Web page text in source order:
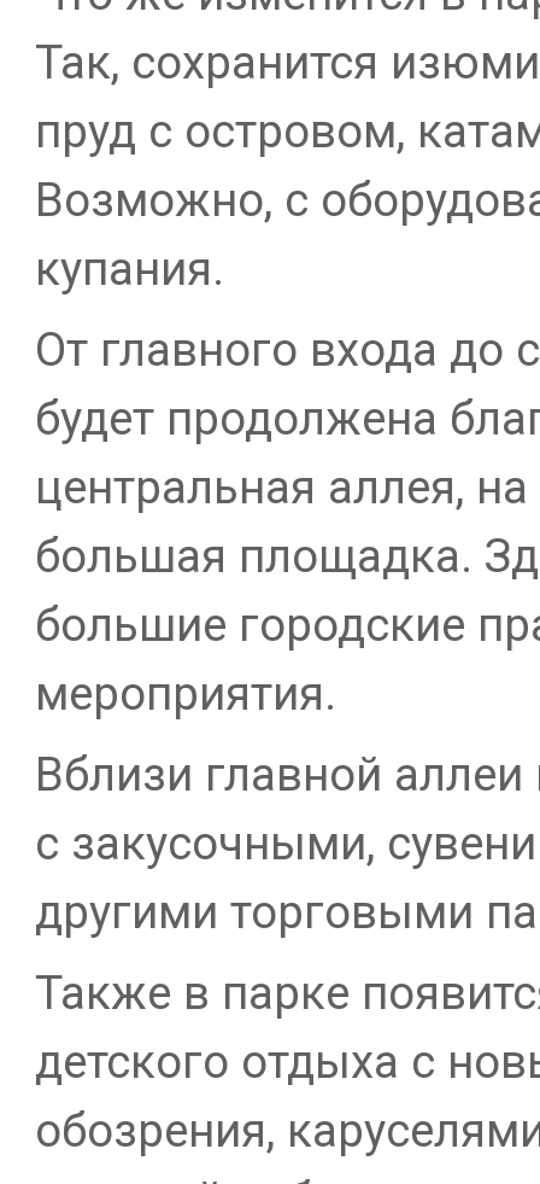
Так, сохранится
пруд с островом,
Возможно, с
купания.
От главного входа до
будет продолжена
центральная аллея,
большая площадка.
большие городские
мероприятия.
Вблизи главной аллеи
с закусочными,
другими торговыми
Также в парке
детского отдыха с
обозрения,